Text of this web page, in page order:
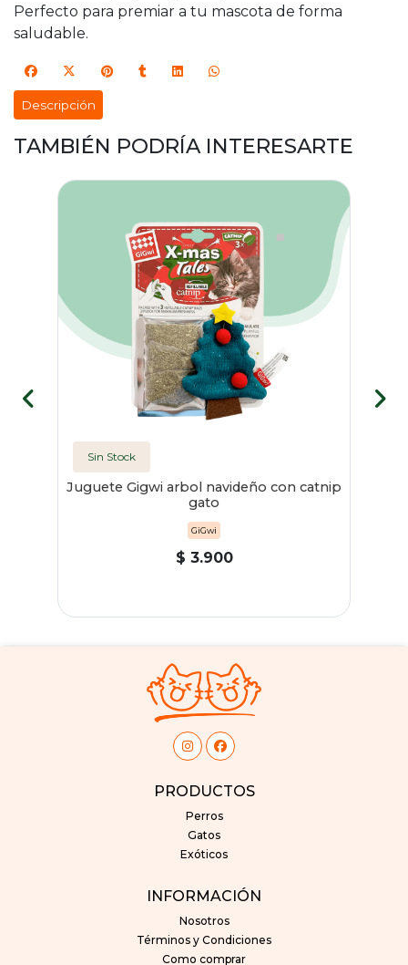
Perfecto para premiar a tu mascota de forma
saludable.
Descripción
TAMBIÉN PODRÍA INTERESARTE
Sin Stock
Juguete Gigwi arbol navideño con catnip
gato
GiGwi
$ 3.900
PRODUCTOS
Perros
Gatos
Exóticos
INFORMACIÓN
Nosotros
Términos y Condiciones
Como comprar